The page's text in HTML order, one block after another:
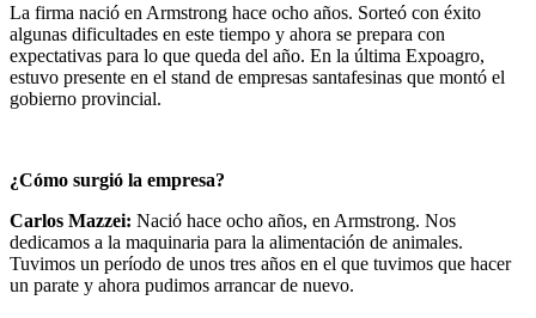
La firma nació en Armstrong hace ocho años. Sorteó con éxito
algunas dificultades en este tiempo y ahora se prepara con
expectativas para lo que queda del año. En la última Expoagro,
estuvo presente en el stand de empresas santafesinas que montó el
gobierno provincial.
¿Cómo surgió la empresa?
Carlos Mazzei: Nació hace ocho años, en Armstrong. Nos
dedicamos a la maquinaria para la alimentación de animales.
Tuvimos un período de unos tres años en el que tuvimos que hacer
un parate y ahora pudimos arrancar de nuevo.